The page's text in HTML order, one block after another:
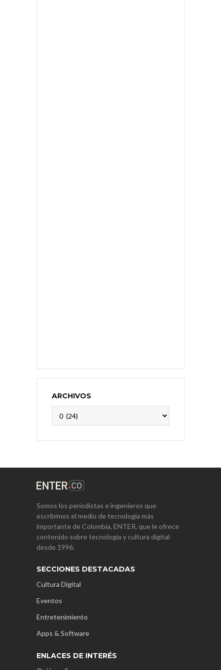
ARCHIVOS
Somos los periodistas e ingenieros que
escribimos el medio de tecnología más
importante de Colombia, ENTER, que le ofrece
contenido sobre tecnología y cultura digital
desde 1996.
SECCIONES DESTACADAS
Cultura Digital
Eventos
Entretenimiento
Apps & Software
ENLACES DE INTERÉS